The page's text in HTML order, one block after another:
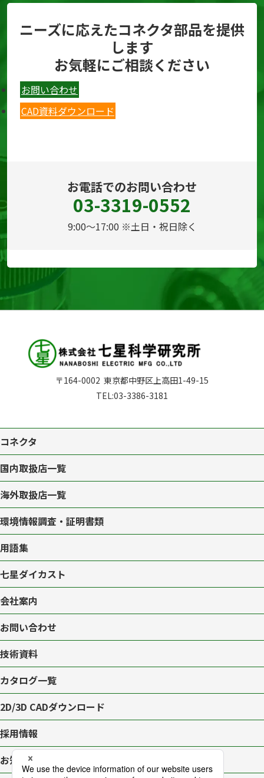
ニーズに応えたコネクタ部品を提供
します
お気軽にご相談ください
お問い合わせ
CAD資料ダウンロード
お電話でのお問い合わせ
03-3319-0552
9:00～17:00 ※土日・祝日除く
〒164-0002 東京都中野区上高田1-49-15
TEL:03-3386-3181
コネクタ
国内取扱店一覧
海外取扱店一覧
環境情報調査・証明書類
用語集
七星ダイカスト
会社案内
お問い合わせ
技術資料
カタログ一覧
2D/3D CADダウンロード
採用情報
お知らせ一覧